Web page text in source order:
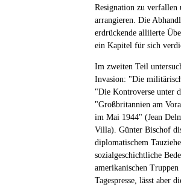
Resignation zu
arrangieren. Die
erdrückende alliierte
ein Kapitel für sich
Im zweiten Teil
Invasion: "Die
"Die Kontroverse unter
"Großbritannien am
im Mai 1944" (Jean
Villa). Günter Bischof
diplomatischem
sozialgeschichtliche
amerikanischen
Tagespresse, lässt aber